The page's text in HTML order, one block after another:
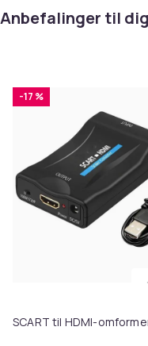
Anbefalinger til dig
-17 %
SCART til HDMI-